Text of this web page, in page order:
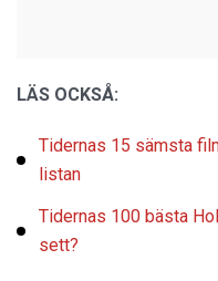
LÄS OCKSÅ:
Tidernas 15 sämsta
listan
Tidernas 100 bästa
sett?